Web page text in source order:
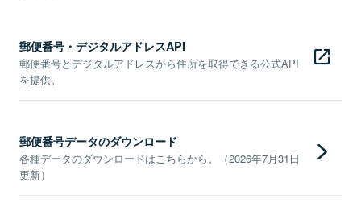
郵便番号・デジタルアドレスAPI
郵便番号とデジタルアドレスから住所を取得できる公式API
を提供。
郵便番号データのダウンロード
各種データのダウンロードはこちらから。（2026年7月31日
更新）